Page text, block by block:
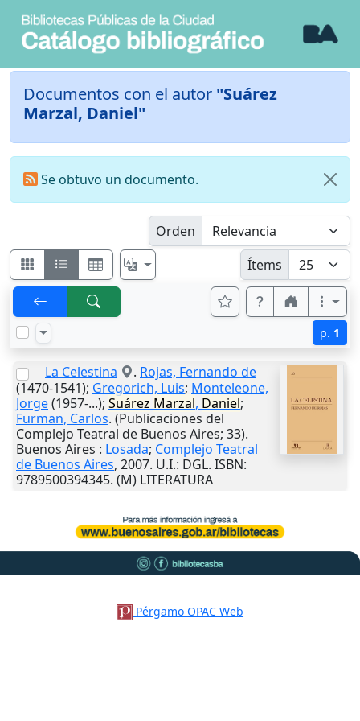
Documentos con el autor "Suárez
Marzal, Daniel"
Se obtuvo un documento.
Orden
Ítems
p. 1
La Celestina . Rojas, Fernando de
(1470-1541); Gregorich, Luis; Monteleone,
Jorge(1957-...); Suárez Marzal, Daniel;
Furman, Carlos. (Publicaciones del
Complejo Teatral de Buenos Aires; 33).
Buenos Aires : Losada; Complejo Teatral
de Buenos Aires, 2007. U.I.: DGL. ISBN:
9789500394345. (M) LITERATURA
Pérgamo OPAC Web